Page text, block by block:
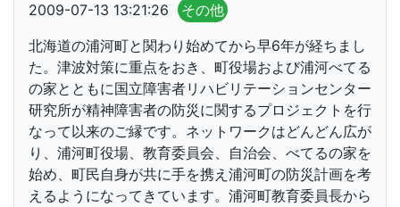
2009-07-13 13:21:26
その他
北海道の浦河町と関わり始めてから早6年が経ちまし
た。津波対策に重点をおき、町役場および浦河べてる
の家とともに国立障害者リハビリテーションセンター
研究所が精神障害者の防災に関するプロジェクトを行
なって以来のご縁です。ネットワークはどんどん広が
り、浦河町役場、教育委員会、自治会、べてるの家を
始め、町民自身が共に手を携え浦河町の防災計画を考
えるようになってきています。浦河町教育委員長から